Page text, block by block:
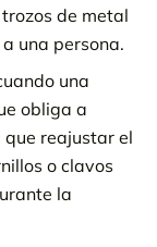
de metal
una persona.
una
obliga a
reajustar el
o clavos
la